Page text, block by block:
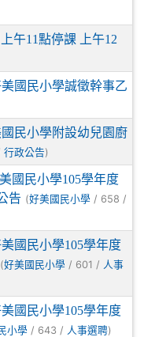
午11點停課 上午12
國民小學誠徵幹事乙
民小學附設幼兒園廚
行政公告)
國民小學105學年度
告 (好美國民小學 / 658 /
國民小學105學年度
(好美國民小學 / 601 / 人事
國民小學105學年度
小學 / 643 / 人事選聘)